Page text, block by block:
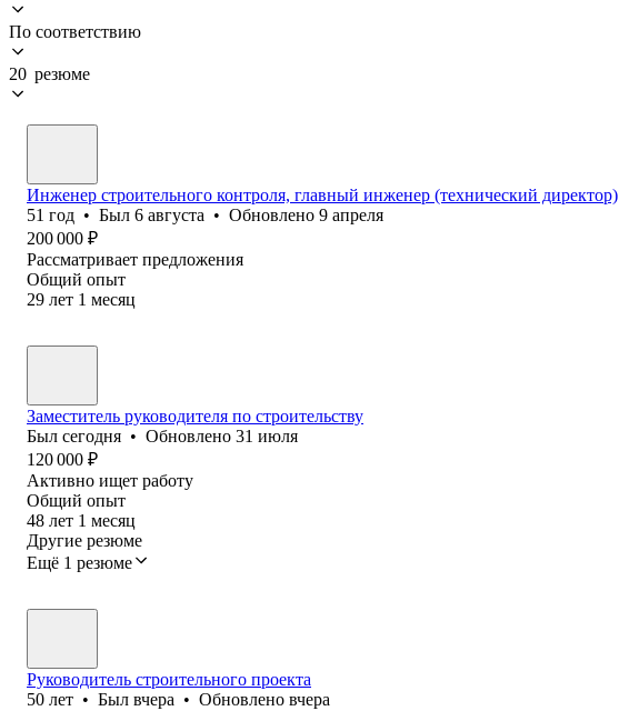
По соответствию
20 резюме
Инженер строительного контроля, главный инженер (технический директор)
51 год • Был 6 августа • Обновлено 9 апреля
200 000 ₽
Рассматривает предложения
Общий опыт
29 лет 1 месяц
Заместитель руководителя по строительству
Был сегодня • Обновлено 31 июля
120 000 ₽
Активно ищет работу
Общий опыт
48 лет 1 месяц
Другие резюме
Ещё 1 резюме
Руководитель строительного проекта
50 лет • Был вчера • Обновлено вчера